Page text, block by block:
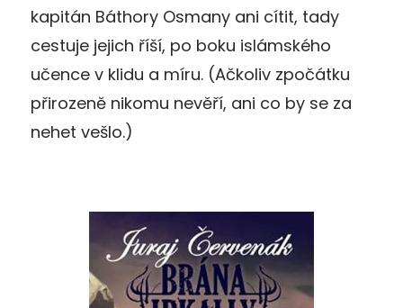
kapitán Báthory Osmany ani cítit, tady
cestuje jejich říší, po boku islámského
učence v klidu a míru. (Ačkoliv zpočátku
přirozeně nikomu nevěří, ani co by se za
nehet vešlo.)